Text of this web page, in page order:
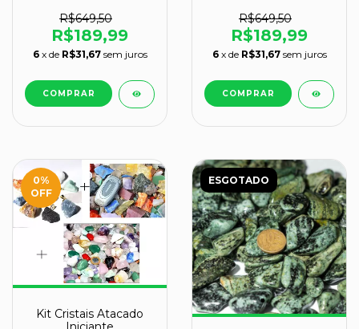
R$649,50
R$189,99
6 x de R$31,67 sem juros
R$649,50
R$189,99
6 x de R$31,67 sem juros
0%
OFF
Kit Cristais Atacado
ESGOTADO